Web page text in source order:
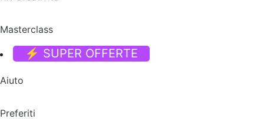
Masterclass
⚡ SUPER OFFERTE
Aiuto
Preferiti